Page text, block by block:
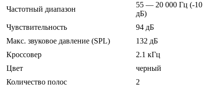
Частотный диапазон
55 — 20 000 Гц (-10
дБ)
Чувствительность
94 дБ
Макс. звуковое давление (SPL)
132 дБ
Кроссовер
2.1 кГц
Цвет
черный
Количество полос
2